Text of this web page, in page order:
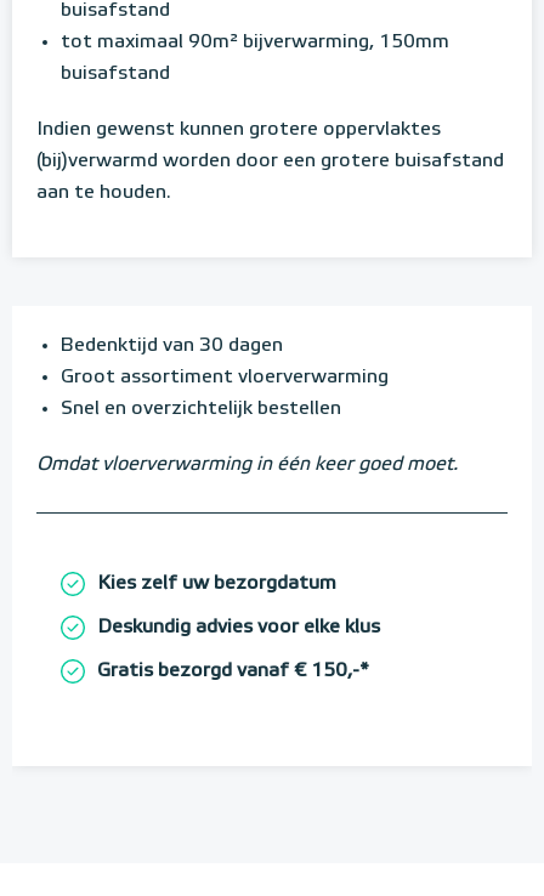
buisafstand
tot maximaal 90m² bijverwarming, 150mm
buisafstand
Indien gewenst kunnen grotere oppervlaktes
(bij)verwarmd worden door een grotere buisafstand
aan te houden.
Bedenktijd van 30 dagen
Groot assortiment vloerverwarming
Snel en overzichtelijk bestellen
Omdat vloerverwarming in één keer goed moet.
Kies zelf uw bezorgdatum
Deskundig advies voor elke klus
Gratis bezorgd vanaf € 150,-*